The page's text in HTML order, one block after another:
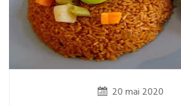
20 mai 2020